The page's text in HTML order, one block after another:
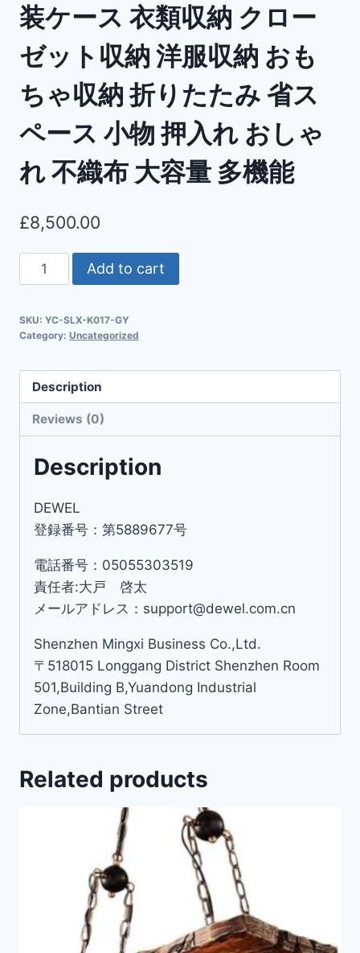
装ケース 衣類収納 クロー
ゼット収納 洋服収納 おも
ちゃ収納 折りたたみ 省ス
ペース 小物 押入れ おしゃ
れ 不織布 大容量 多機能
£8,500.00
Add to cart
SKU: YC-SLX-K017-GY
Category: Uncategorized
Description
Reviews (0)
Description
DEWEL
登録番号：第5889677号
電話番号：05055303519
責任者:大戸 啓太
メールアドレス：support@dewel.com.cn
Shenzhen Mingxi Business Co.,Ltd.
〒518015 Longgang District Shenzhen Room
501,Building B,Yuandong Industrial
Zone,Bantian Street
Related products